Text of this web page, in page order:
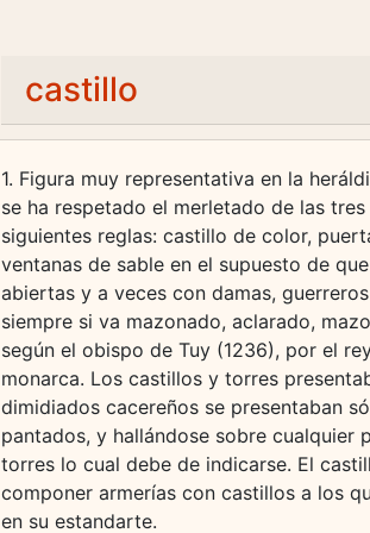
castillo
1. Figura muy representativa en la
se ha respetado el merletado de las
siguientes reglas: castillo de color,
ventanas de sable en el supuesto de
abiertas y a veces con damas,
siempre si va mazonado, aclarado,
según el obispo de Tuy (1236), por el
monarca. Los castillos y torres
dimidiados cacereños se presentaban
pantados, y hallándose sobre cualquier
torres lo cual debe de indicarse. El
componer armerías con castillos a los
en su estandarte.